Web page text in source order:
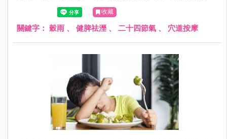
逐漸升高，濕氣明顯增加，天地之氣由春季的生發轉向夏季
的旺盛，是一個「由肝轉脾」的重要過渡期。
收藏
關鍵字： 穀雨 、 健脾祛溼 、 二十四節氣 、 穴道按摩